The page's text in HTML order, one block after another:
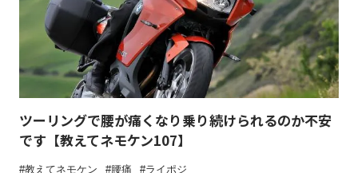
ツーリングで腰が痛くなり乗り続けられるのか不安
です【教えてネモケン107】
教えてネモケン 腰痛
ライポジ